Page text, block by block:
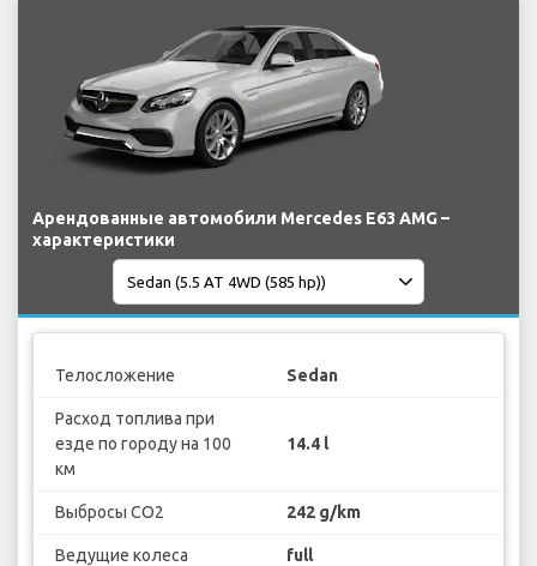
Арендованные автомобили Mercedes E63 AMG –
характеристики
Телосложение Sedan
Расход топлива при
езде по городу на 100
км
14.4 l
Выбросы CO2 242 g/km
Ведущие колеса full